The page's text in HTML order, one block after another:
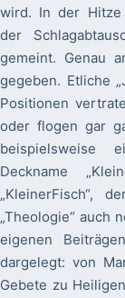
wird. In der Hitze
der
gemeint. Genau
gegeben. Etliche
Positionen
oder flogen gar
beispielsweise
Deckname
„KleinerFisch“,
„Theologie“ auch
eigenen
dargelegt: von
Gebete zu